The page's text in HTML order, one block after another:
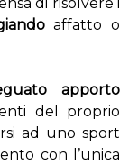
affatto o
apporto
del proprio
ad uno sport
con l’unica